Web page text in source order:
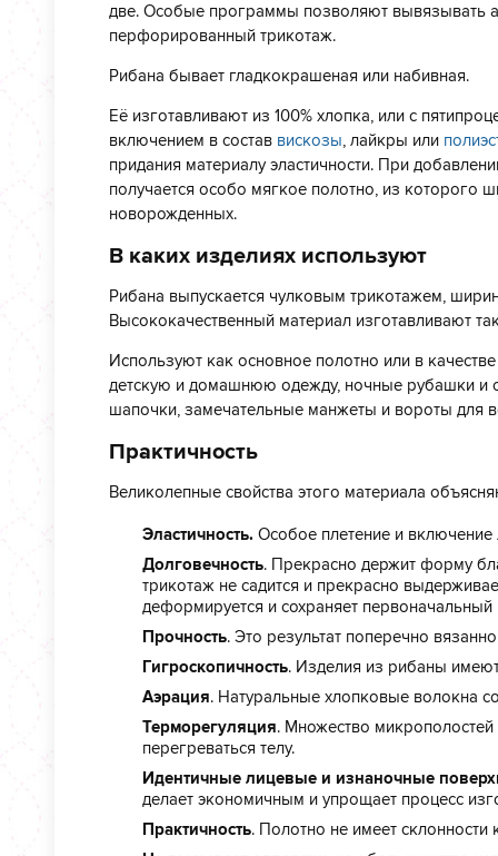
две. Особые программы позволяют вывязывать
перфорированный трикотаж.
Рибана бывает гладкокрашеная или набивная.
Её изготавливают из 100% хлопка, или с
включением в состав вискозы, лайкры или
придания материалу эластичности. При
получается особо мягкое полотно, из которого
новорожденных.
В каких изделиях используют
Рибана выпускается чулковым трикотажем,
Высококачественный материал изготавливают
Используют как основное полотно или в
детскую и домашнюю одежду, ночные рубашки
шапочки, замечательные манжеты и вороты для
Практичность
Великолепные свойства этого материала
Эластичность. Особое плетение и
Долговечность. Прекрасно держит форму
трикотаж не садится и прекрасно
деформируется и сохраняет первоначальный
Прочность. Это результат поперечно
Гигроскопичность. Изделия из рибаны
Аэрация. Натуральные хлопковые волокна
Терморегуляция. Множество
перегреваться телу.
Идентичные лицевые и изнаночные
делает экономичным и упрощает процесс
Практичность. Полотно не имеет склонности